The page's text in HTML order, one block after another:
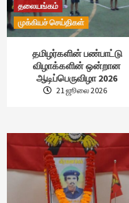
தலையங்கம்
முக்கியச் செய்திகள்
தமிழர்களின் பண்பாட்டு
விழாக்களின் ஒன்றான
ஆடிப்பெருவிழா 2026
21 ஜூலை 2026